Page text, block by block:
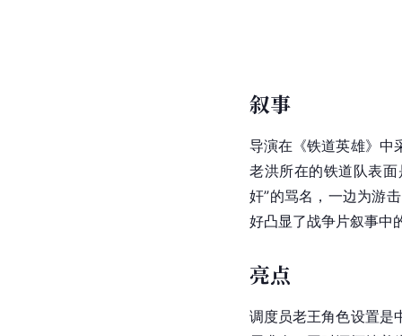
叙事
导演在《铁道英雄》中
老洪所在的铁道队表
奸”的骂名，一边为游
好凸显了战争片叙事中
亮点
调度员老王角色设置是